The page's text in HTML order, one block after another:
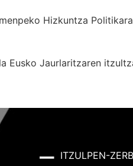
Hizkuntza
Eusko Jaurlaritzaren
ITZULPEN-